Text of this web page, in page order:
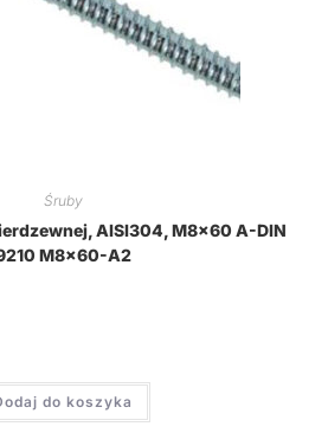
Śruby
AISI304, M8x60 A-DIN
M8x60-A2
do koszyka